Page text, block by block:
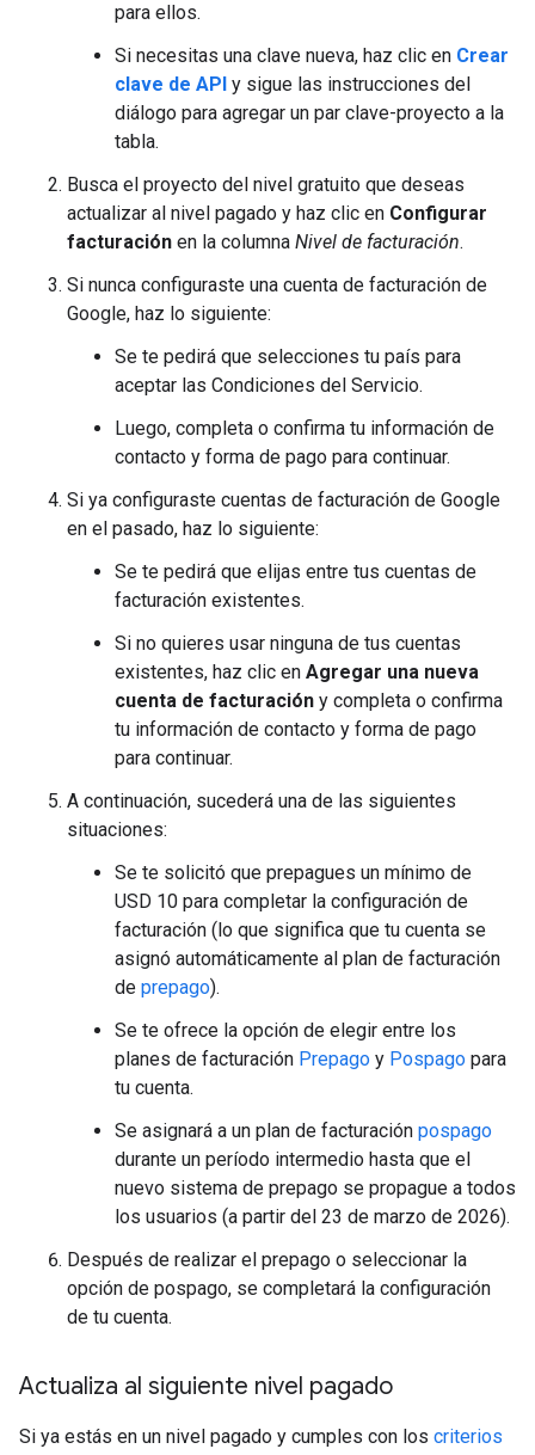
para ellos.
Si necesitas una clave nueva, haz clic en Crear
clave de API y sigue las instrucciones del
diálogo para agregar un par clave-proyecto a la
tabla.
Busca el proyecto del nivel gratuito que deseas
actualizar al nivel pagado y haz clic en Configurar
facturación en la columna Nivel de facturación.
Si nunca configuraste una cuenta de facturación de
Google, haz lo siguiente:
Se te pedirá que selecciones tu país para
aceptar las Condiciones del Servicio.
Luego, completa o confirma tu información de
contacto y forma de pago para continuar.
Si ya configuraste cuentas de facturación de Google
en el pasado, haz lo siguiente:
Se te pedirá que elijas entre tus cuentas de
facturación existentes.
Si no quieres usar ninguna de tus cuentas
existentes, haz clic en Agregar una nueva
cuenta de facturación y completa o confirma
tu información de contacto y forma de pago
para continuar.
A continuación, sucederá una de las siguientes
situaciones:
Se te solicitó que prepagues un mínimo de
USD 10 para completar la configuración de
facturación (lo que significa que tu cuenta se
asignó automáticamente al plan de facturación
de prepago).
Se te ofrece la opción de elegir entre los
planes de facturación Prepago y Pospago para
tu cuenta.
Se asignará a un plan de facturación pospago
durante un período intermedio hasta que el
nuevo sistema de prepago se propague a todos
los usuarios (a partir del 23 de marzo de 2026).
Después de realizar el prepago o seleccionar la
opción de pospago, se completará la configuración
de tu cuenta.
Actualiza al siguiente nivel pagado
Si ya estás en un nivel pagado y cumples con los criterios